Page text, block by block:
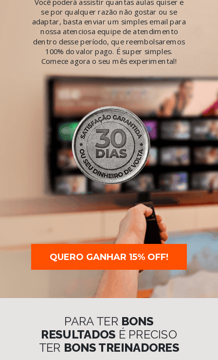
PARA TER BONS
RESULTADOS É PRECISO
TER BONS TREINADORES
QUERO GANHAR 15% OFF!
se por qualquer razão não gostar ou se
adaptar, basta enviar um simples email para
nossa atenciosa equipe de atendimento
dentro desse período, que reembolsaremos
100% do valor pago. É super simples.
Comece agora o seu mês experimental!